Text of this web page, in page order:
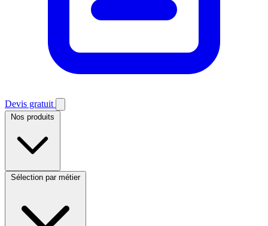
Devis gratuit
Nos produits
Sélection par métier